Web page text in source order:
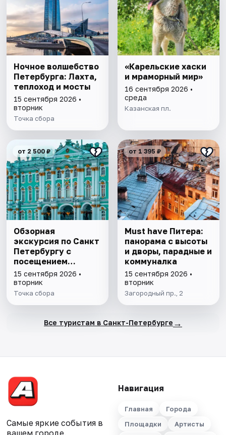
Ночное волшебство
Петербурга: Лахта,
теплоход и мосты
15 сентября 2026 •
вторник
Точка сбора
«Карельские хаски
и мраморный мир»
16 сентября 2026 •
среда
Казанская пл.
от 2 500 ₽
Обзорная
экскурсия по Санкт
Петербургу с
посещением
Эрмитажа
15 сентября 2026 •
вторник
Точка сбора
от 1 395 ₽
Must have Питера:
панорама с высоты
и дворы, парадные и
коммуналка
15 сентября 2026 •
вторник
Загородный пр., 2
Все туристам в Санкт-Петербурге →
Самые яркие события в
вашем городе.
Навигация
Главная
Города
Площадки
Артисты